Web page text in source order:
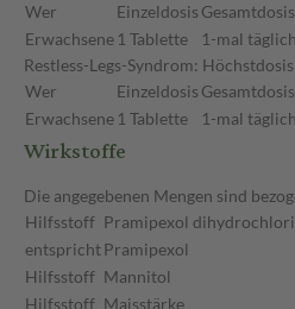
Wer
Einzeldosis Gesamtdosis
Erwachsene 1 Tablette 1-mal täglich
Restless-Legs-Syndrom:
Wer
Einzeldosis Gesamtdosis
Erwachsene 1 Tablette 1-mal täglich
Wirkstoffe
Die angegebenen Mengen sind
Hilfsstoff Pramipexol
entsprichtPramipexol
Hilfsstoff Mannitol
Hilfsstoff Maisstärke